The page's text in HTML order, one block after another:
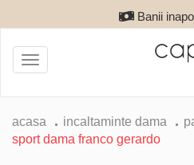
Banii
Toggle
navigation
acasa incaltaminte dama
sport dama franco gerardo